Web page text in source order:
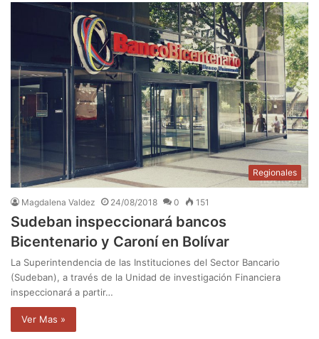
Regionales
Magdalena Valdez 24/08/2018 0 151
Sudeban inspeccionará bancos
Bicentenario y Caroní en Bolívar
La Superintendencia de las Instituciones del Sector Bancario
(Sudeban), a través de la Unidad de investigación Financiera
inspeccionará a partir…
Ver Mas »